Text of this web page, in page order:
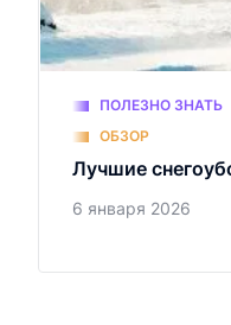
ПОЛЕЗНО ЗНАТЬ
ОБЗОР
Лучшие
6 января 2026